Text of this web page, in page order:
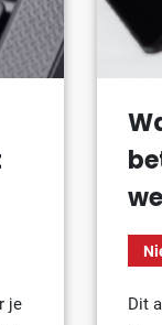
je
Dit